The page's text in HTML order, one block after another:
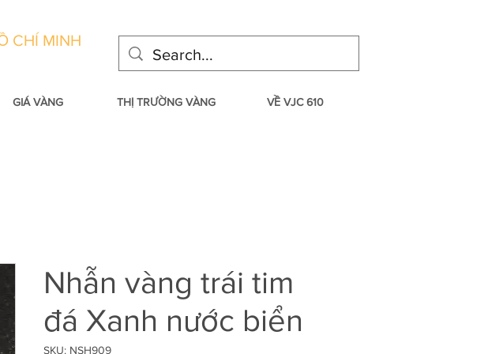
CHÍ MINH
GIÁ VÀNG THỊ TRƯỜNG VÀNG VỀ VJC 610
Nhẫn vàng trái tim
đá Xanh nước biển
SKU: NSH909